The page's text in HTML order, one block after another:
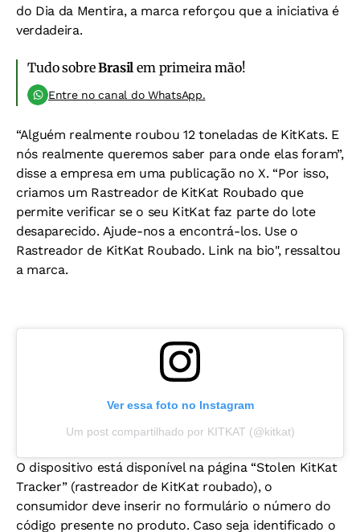
do Dia da Mentira, a marca reforçou que a iniciativa é
verdadeira.
Tudo sobreBrasil em primeira mão!
Entre no canal do WhatsApp.
“Alguém realmente roubou 12 toneladas de KitKats. E
nós realmente queremos saber para onde elas foram”,
disse a empresa em uma publicação no X. “Por isso,
criamos um Rastreador de KitKat Roubado que
permite verificar se o seu KitKat faz parte do lote
desaparecido. Ajude-nos a encontrá-los. Use o
Rastreador de KitKat Roubado. Link na bio", ressaltou
a marca.
Ver essa foto no Instagram
Um post compartilhado por KITKAT (@kitkat)
O dispositivo está disponível na página “Stolen KitKat
Tracker” (rastreador de KitKat roubado), o
consumidor deve inserir no formulário o número do
código presente no produto. Caso seja identificado o